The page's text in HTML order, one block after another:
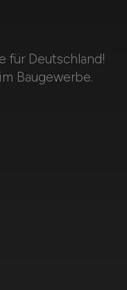
für Deutschland!
Baugewerbe.